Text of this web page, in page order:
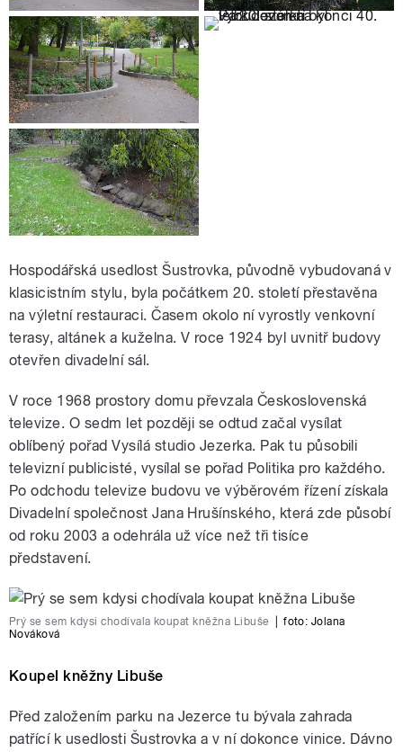
Hospodářská usedlost Šustrovka, původně vybudovaná v
klasicistním stylu, byla počátkem 20. století přestavěna
na výletní restauraci. Časem okolo ní vyrostly venkovní
terasy, altánek a kuželna. V roce 1924 byl uvnitř budovy
otevřen divadelní sál.
V roce 1968 prostory domu převzala Československá
televize. O sedm let později se odtud začal vysílat
oblíbený pořad Vysílá studio Jezerka. Pak tu působili
televizní publicisté, vysílal se pořad Politika pro každého.
Po odchodu televize budovu ve výběrovém řízení získala
Divadelní společnost Jana Hrušínského, která zde působí
od roku 2003 a odehrála už více než tři tisíce
představení.
Prý se sem kdysi chodívala koupat kněžna Libuše foto: Jolana
Nováková
Koupel kněžny Libuše
Před založením parku na Jezerce tu bývala zahrada
patřící k usedlosti Šustrovka a v ní dokonce vinice. Dávno